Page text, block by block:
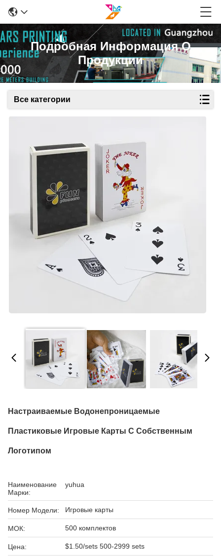
Подробная Информация О
Продукции
Все категории
Настраиваемые Водонепроницаемые
Пластиковые Игровые Карты С Собственным
Логотипом
Наименование
Марки:
yuhua
Номер Модели: Игровые карты
МОК: 500 комплектов
Цена: $1.50/sets 500-2999 sets